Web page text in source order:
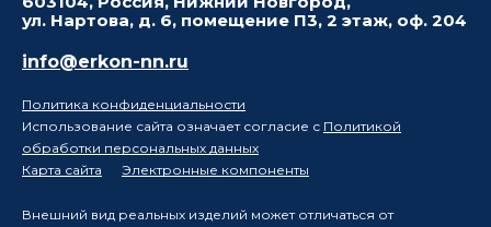
ул. Нартова, д. 6, помещение П3, 2 этаж, оф. 204
info@erkon-nn.ru
Политика конфиденциальности
Использование сайта означает согласие с Политикой
обработки персональных данных
Карта сайта
Электронные компоненты
Внешний вид реальных изделий может отличаться от